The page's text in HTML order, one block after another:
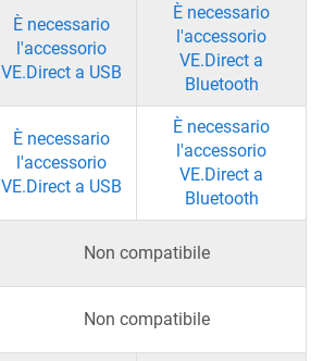
È necessario
l'accessorio
VE.Direct a USB
È necessario
l'accessorio
VE.Direct a
Bluetooth
È necessario
l'accessorio
VE.Direct a USB
È necessario
l'accessorio
VE.Direct a
Bluetooth
Non compatibile
Non compatibile